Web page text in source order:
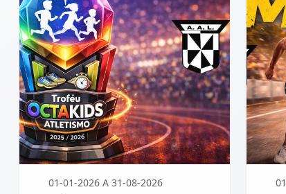
01-01-2026 A 31-08-2026